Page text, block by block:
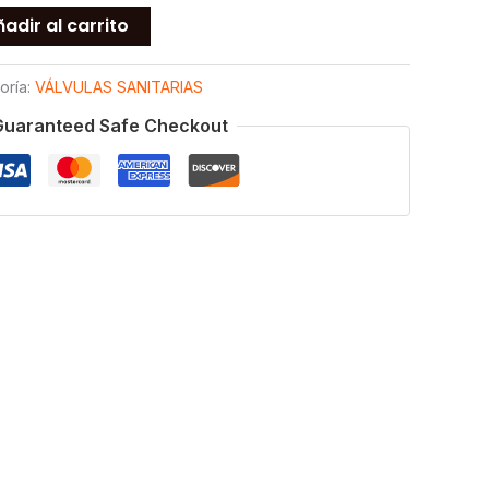
al carrito
VÁLVULAS SANITARIAS
Safe Checkout